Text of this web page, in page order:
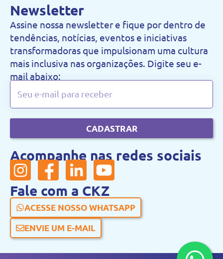
Newsletter
Assine nossa newsletter e fique por dentro de
tendências, notícias, eventos e iniciativas
transformadoras que impulsionam uma cultura
mais inclusiva nas organizações. Digite seu e-
mail abaixo:
CADASTRAR
Acompanhe nas redes sociais
Fale com a CKZ
ACESSE NOSSO WHATSAPP
ENVIE UM E-MAIL